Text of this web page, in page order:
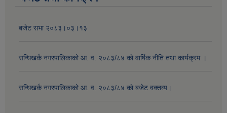
बजेट सभा २०८३।०३।१३
सन्धिखर्क नगरपालिकाको आ. व. २०८३/८४ काे वार्षिक नीति तथा कार्यक्रम ।
सन्धिखर्क नगरपालिकाको आ. व. २०८३/८४ काे बजेट वक्तव्य।